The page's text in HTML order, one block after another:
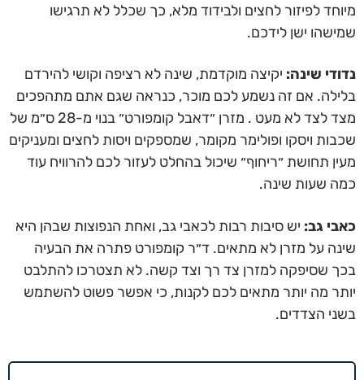
מיוחד לפיזור לחצים ולבידוד מלא, כך שכלל לא תרגישו
שמישהו ישן לידכם.
נדודי שינה: יקיצה מוקדמת, שינה לא רציפה וקושי להירדם
בלילה. אם זה נשמע לכם מוכר, כנראה שגם אתם מתהפכים
מצד לצד לא מעט . מזרן ״דאבל קומפורט״ בנוי מ-28 ס״מ של
שכבות ויסקו ופולימר מקומר, שמספקים ויסות לחצים ומעניקים
מעין תחושת ״ריחוף״ שיכול בהחלט לעזור לכם להרוויח עוד
כמה שעות שינה.
כאבי גב: יש סיבות רבות לכאבי גב, ואחת הנפוצות שבהן היא
שינה על מזרן לא מתאים. ד״ר קומפורט פתרה את הבעיה
בכך שסיפקה למזרן צד רך וצד קשה. לא תצטרכו להתלבט
יותר מה יותר מתאים לכם לקנות, כי אפשר פשוט להשתמש
בשני הצדדים.